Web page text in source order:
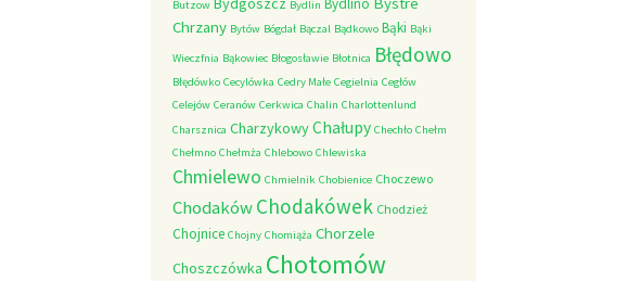
Butzow Bydlin Bydlino
Chrzany Bytów Bógdał Bączal Bądkowo Bąki Bąki
Wieczfnia Bąkowiec Błogosławie Błotnica Błędowo
Błędówko Cecylówka Cedry Małe Cegielnia Cegłów
Celejów Ceranów Cerkwica Chalin Charlottenlund
Charsznica CharzykowyChałupy Chechło Chełm
Chełmno Chełmża Chlebowo Chlewiska
Chmielewo Chmielnik Chobienice Choczewo
ChodakówChodakówek Chodzież
Chojnice Chojny Chomiąża Chorzele
Choszczówka Chotomów